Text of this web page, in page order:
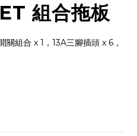
組合拖板
關組合 x 1，13A三腳插頭 x 6，